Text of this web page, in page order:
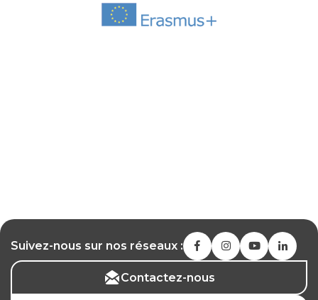
Suivez-nous sur nos réseaux :
Contactez-nous